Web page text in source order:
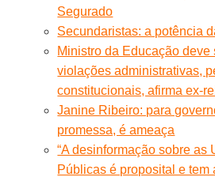
Segurado
Secundaristas: a potência
Ministro da Educação
violações administrativas,
constitucionais, afirma ex-
Janine Ribeiro: para
promessa, é ameaça
“A desinformação sobre as
Públicas é proposital e tem